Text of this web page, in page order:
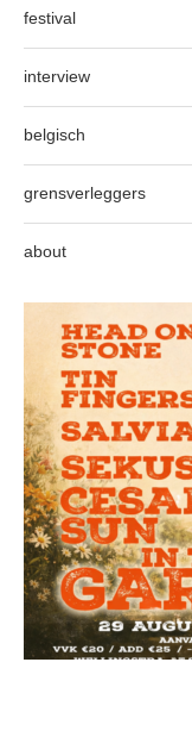
festival
interview
belgisch
grensverleggers
about